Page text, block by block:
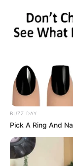
MILLONARIOS
ALBERTO
ACTIVAR
BUZZ DAY
Pick A Ring And